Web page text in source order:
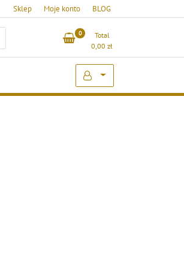
Sklep Moje konto BLOG
0
Total
0,00 zł